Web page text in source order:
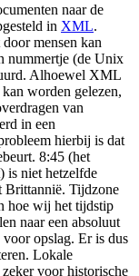
naar de
in XML.
mensen kan
nummertje (de Unix
Alhoewel XML
worden gelezen,
van
in een
hierbij is dat
8:45 (het
is niet hetzelfde
Brittannië. Tijdzone
hoe wij het tijdstip
naar een absoluut
opslag. Er is dus
Lokale
voor historische